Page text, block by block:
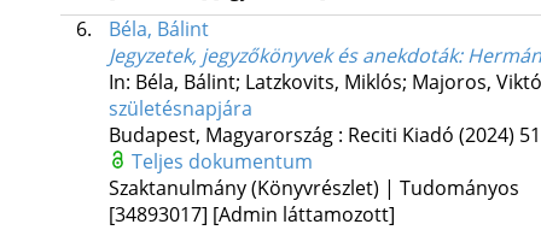
6.
Béla, Bálint
Jegyzetek, jegyzőkönyvek és anekdoták:
In: Béla, Bálint; Latzkovits, Miklós; Majoros,
születésnapjára
Budapest, Magyarország : Reciti Kiadó (2024)
Teljes dokumentum
Szaktanulmány (Könyvrészlet) | Tudományos
[34893017] [Admin láttamozott]